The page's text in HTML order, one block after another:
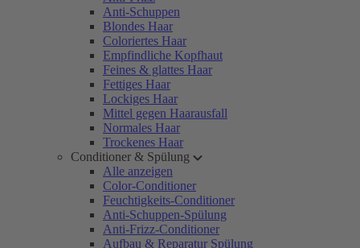
Anti-Schuppen
Blondes Haar
Coloriertes Haar
Empfindliche Kopfhaut
Feines & glattes Haar
Fettiges Haar
Lockiges Haar
Mittel gegen Haarausfall
Normales Haar
Trockenes Haar
Conditioner & Spülung
Alle anzeigen
Color-Conditioner
Feuchtigkeits-Conditioner
Anti-Schuppen-Spülung
Anti-Frizz-Conditioner
Aufbau & Reparatur Spülung